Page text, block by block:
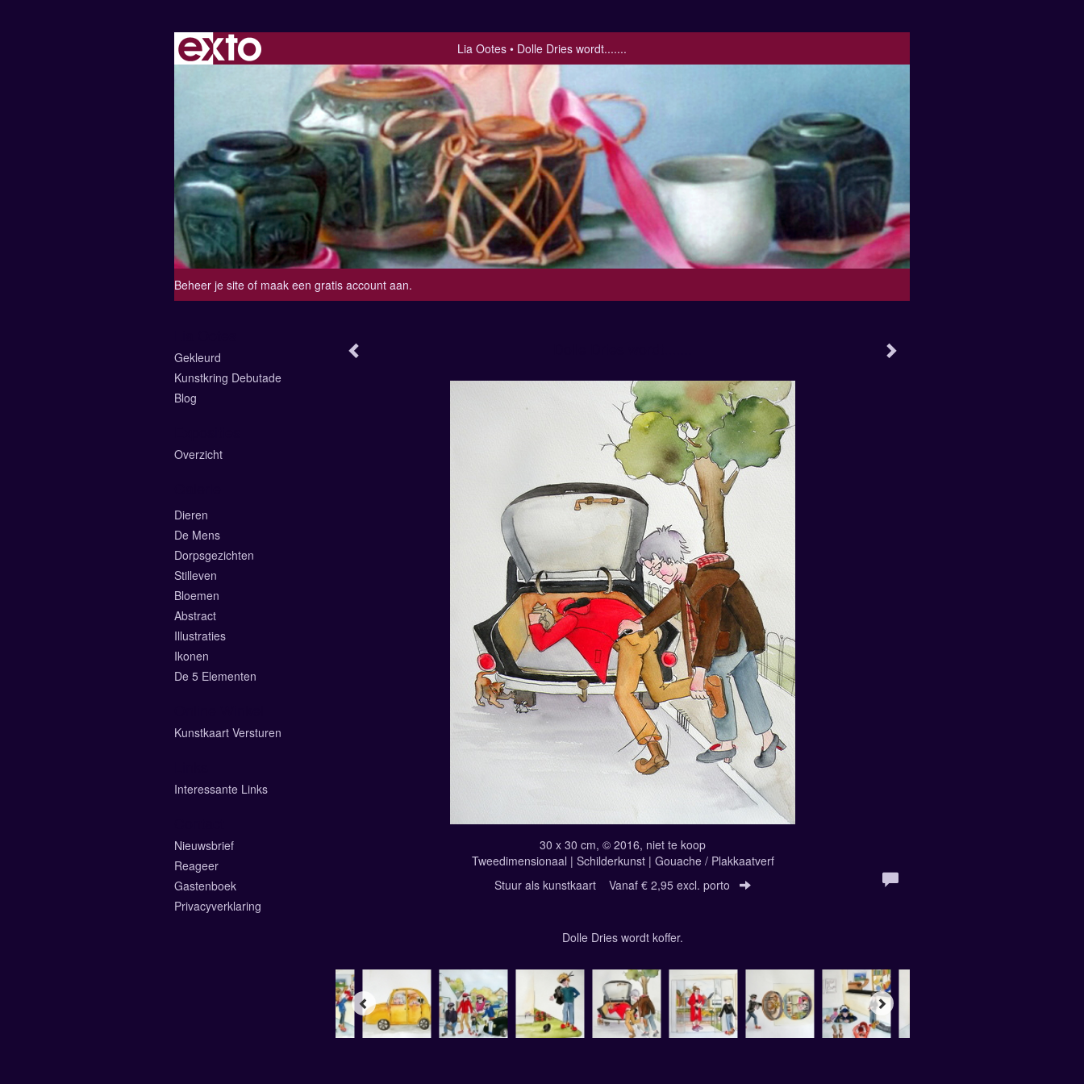
Lia Ootes Dolle Dries wordt.......
Beheer je site of maak een gratis account aan.
30 x 30 cm, © 2016, niet te koop
Tweedimensionaal | Schilderkunst | Gouache / Plakkaatverf
Stuur als kunstkaart Vanaf € 2,95 excl. porto
Dolle Dries wordt koffer.
Gekleurd
Kunstkring Debutade
Blog
Overzicht
Dieren
De Mens
Dorpsgezichten
Stilleven
Bloemen
Abstract
Illustraties
Ikonen
De 5 Elementen
Kunstkaart Versturen
Interessante Links
Nieuwsbrief
Reageer
Gastenboek
Privacyverklaring